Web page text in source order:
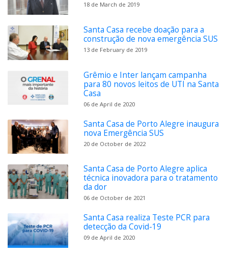
18 de March de 2019
Santa Casa recebe doação para a
construção de nova emergência SUS
13 de February de 2019
Grêmio e Inter lançam campanha
para 80 novos leitos de UTI na Santa
Casa
06 de April de 2020
Santa Casa de Porto Alegre inaugura
nova Emergência SUS
20 de October de 2022
Santa Casa de Porto Alegre aplica
técnica inovadora para o tratamento
da dor
06 de October de 2021
Santa Casa realiza Teste PCR para
detecção da Covid-19
09 de April de 2020